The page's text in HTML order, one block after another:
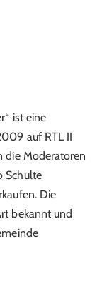
ist eine
auf RTL II
die Moderatoren
Schulte
Die
bekannt und